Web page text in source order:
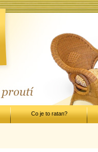
Co je to ratan?